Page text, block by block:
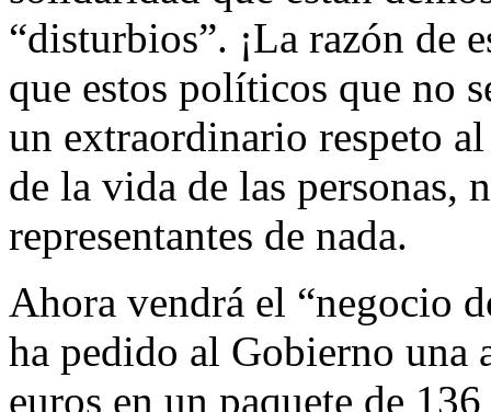
“disturbios”. ¡La razón de
que estos políticos que no
un extraordinario respeto
de la vida de las personas,
representantes de nada.
Ahora vendrá el “negocio
ha pedido al Gobierno una
euros en un paquete de